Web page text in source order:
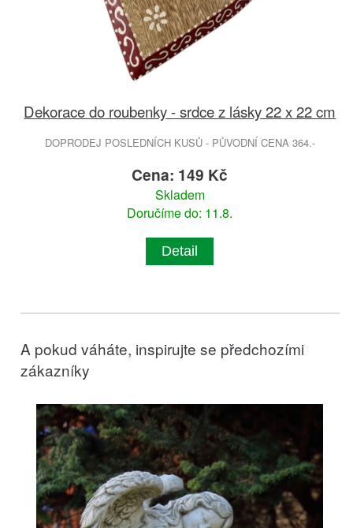
Dekorace do roubenky - srdce z lásky 22 x 22 cm
DOPRODEJ POSLEDNÍCH KUSŮ - PŮVODNÍ CENA 364.-
Cena: 149 Kč
Skladem
Doručíme do: 11.8.
Detail
A pokud váháte, inspirujte se předchozími
zákazníky